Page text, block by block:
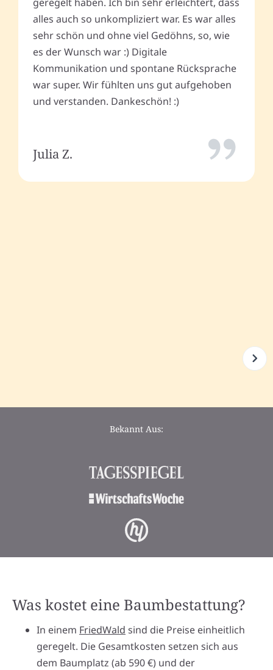
alles auch so unkompliziert war. Es war alles
sehr schön und ohne viel Gedöhns, so, wie
es der Wunsch war :) Digitale
Kommunikation und spontane Rücksprache
war super. Wir fühlten uns gut aufgehoben
und verstanden. Dankeschön! :)
Julia Z.
Bekannt Aus:
Was kostet eine Baumbestattung?
In einem FriedWald sind die Preise einheitlich
geregelt. Die Gesamtkosten setzen sich aus
dem Baumplatz (ab 590 €) und der